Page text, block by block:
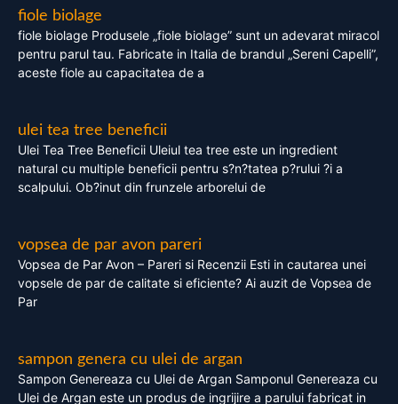
fiole biolage
fiole biolage Produsele „fiole biolage” sunt un adevarat miracol
pentru parul tau. Fabricate in Italia de brandul „Sereni Capelli”,
aceste fiole au capacitatea de a
ulei tea tree beneficii
Ulei Tea Tree Beneficii Uleiul tea tree este un ingredient
natural cu multiple beneficii pentru s?n?tatea p?rului ?i a
scalpului. Ob?inut din frunzele arborelui de
vopsea de par avon pareri
Vopsea de Par Avon – Pareri si Recenzii Esti in cautarea unei
vopsele de par de calitate si eficiente? Ai auzit de Vopsea de
Par
sampon genera cu ulei de argan
Sampon Genereaza cu Ulei de Argan Samponul Genereaza cu
Ulei de Argan este un produs de ingrijire a parului fabricat in